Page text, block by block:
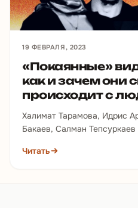
19 ФЕВРАЛЯ, 2023
«Покаянные»
как и зачем они
происходит с
Халимат Тарамова, Идрис
Бакаев, Салман
которого чеченские власти
Читать